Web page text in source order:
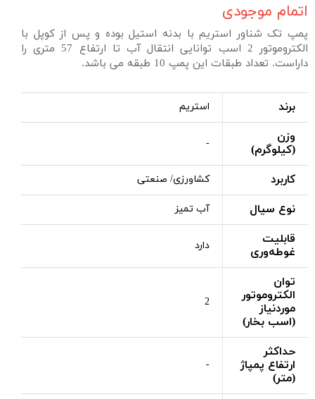
اتمام موجودی
پمپ تک شناور استریم با بدنه استیل بوده و پس از کوپل با
الکتروموتور 2 اسب توانایی انتقال آب تا ارتفاع 57 متری را
داراست. تعداد طبقات این پمپ 10 طبقه می باشد.
برند استریم
وزن
(کیلوگرم)
-
کاربرد کشاورزی/ صنعتی
نوع سیال آب تمیز
قابلیت
غوطه‌وری
دارد
توان
الکتروموتور
موردنیاز
(اسب بخار)
2
حداکثر
ارتفاع پمپاژ
(متر)
-